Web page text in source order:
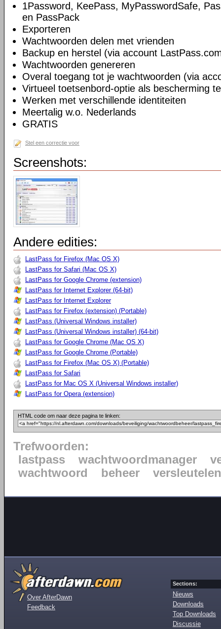
1Password, KeePass, MyPasswordSafe,
en PassPack
Exporteren
Wachtwoorden delen met vrienden
Backup en herstel (via account
Wachtwoorden genereren
Overal toegang tot je wachtwoorden (via
Virtueel toetsenbord-optie als bescherming
Werken met verschillende identiteiten
Meertalig w.o. Nederlands
GRATIS
Stel een correctie voor
Screenshots:
Andere edities:
LastPass for Firefox (Mac OS X)
LastPass for Safari (Mac OS X)
LastPass for Google Chrome (extension)
LastPass for Internet Explorer (64-bit)
LastPass for Internet Explorer
LastPass for Firefox (extension) (Portable)
LastPass (Universal Windows installer)
LastPass (Universal Windows installer) (64-bit)
LastPass for Google Chrome (Mac OS X)
LastPass for Google Chrome (Portable)
LastPass for Firefox (Mac OS X) (Portable)
LastPass for Safari
LastPass for Mac OS X (Universal Windows installer)
LastPass for Opera (extension)
HTML code om naar deze pagina te linken:
Trefwoorden:
lastpass
wachtwoordmanager
wachtwoord
beheer versleutelen
Over AfterDawn
Feedback
Sections:
Nieuws
Downloads
Top Downloads
Discussie